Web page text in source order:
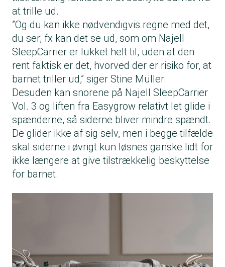
at trille ud.
”Og du kan ikke nødvendigvis regne med det,
du ser; fx kan det se ud, som om Najell
SleepCarrier er lukket helt til, uden at den
rent faktisk er det, hvorved der er risiko for, at
barnet triller ud,” siger Stine Müller.
Desuden kan snorene på Najell SleepCarrier
Vol. 3 og liften fra Easygrow relativt let glide i
spænderne, så siderne bliver mindre spændt.
De glider ikke af sig selv, men i begge tilfælde
skal siderne i øvrigt kun løsnes ganske lidt for
ikke længere at give tilstrækkelig beskyttelse
for barnet.